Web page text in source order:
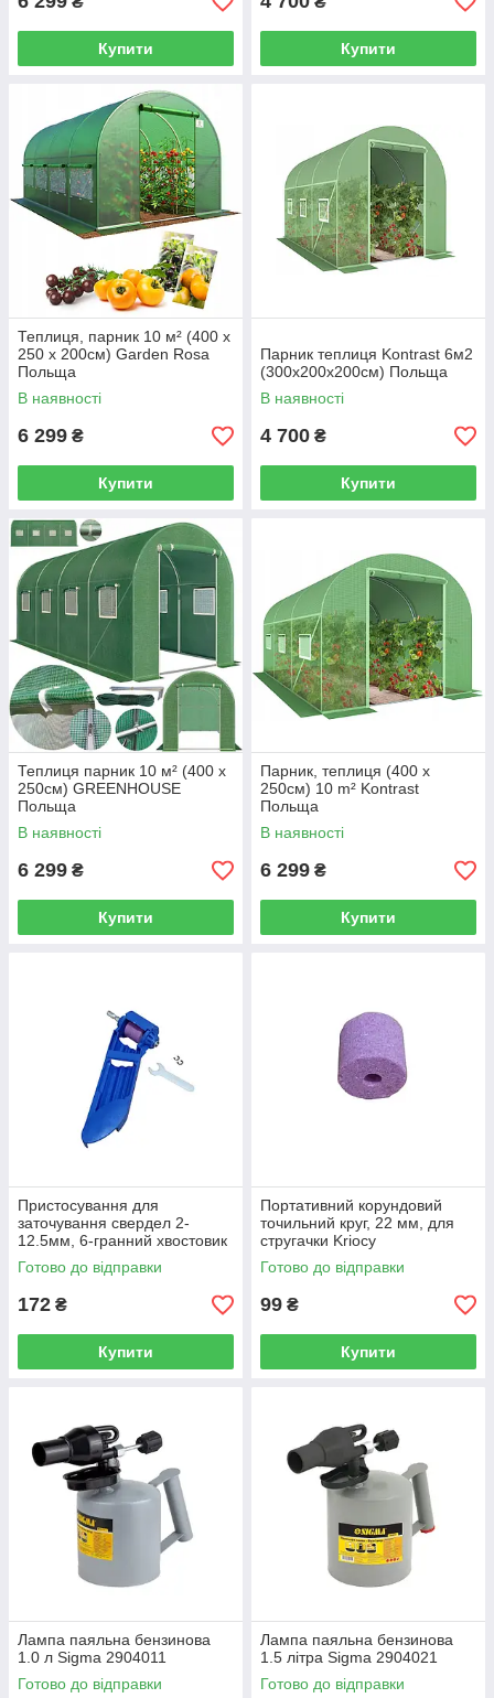
Купити Купити
Теплиця, парник 10 м² (400 x
250 х 200см) Garden Rosa
Польща
В наявності
6 299 ₴
Купити
Парник теплиця Kontrast 6м2
(300х200х200см) Польща
В наявності
4 700 ₴
Купити
Теплиця парник 10 м² (400 x
250см) GREENHOUSE
Польща
В наявності
6 299 ₴
Купити
Парник, теплиця (400 x
250см) 10 m² Kontrast
Польща
В наявності
6 299 ₴
Купити
Пристосування для
заточування свердел 2-
12.5мм, 6-гранний хвостовик
під дриль, 160 мм Kriocy
Готово до відправки
172 ₴
Купити
Портативний корундовий
точильний круг, 22 мм, для
стругачки Kriocy
Готово до відправки
99 ₴
Купити
Лампа паяльна бензинова
1.0 л Sigma 2904011
Готово до відправки
Лампа паяльна бензинова
1.5 літра Sigma 2904021
Готово до відправки